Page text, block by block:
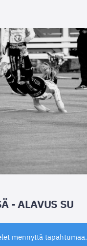
- ALAVUS SU
mennyttä tapahtumaa.